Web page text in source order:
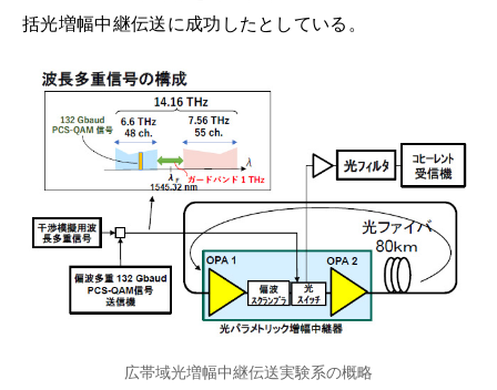
括光増幅中継伝送に成功したとしている。
広帯域光増幅中継伝送実験系の概略